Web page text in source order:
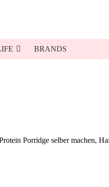
BRANDS